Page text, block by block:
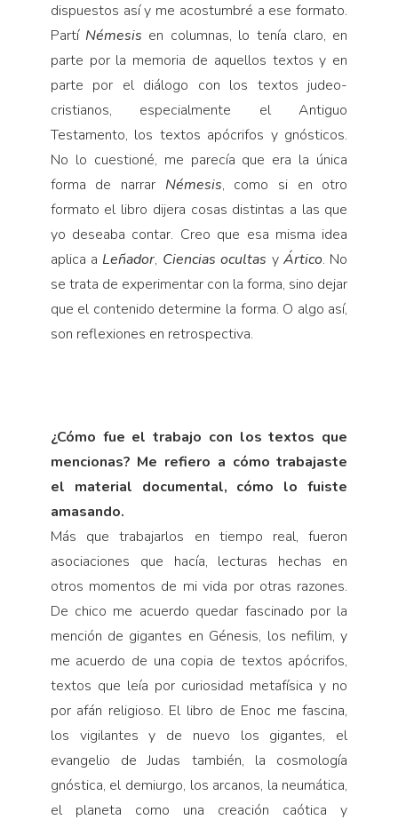
dispuestos así y me acostumbré a ese formato.
Partí Némesis en columnas, lo tenía claro, en
parte por la memoria de aquellos textos y en
parte por el diálogo con los textos judeo-
cristianos, especialmente el Antiguo
Testamento, los textos apócrifos y gnósticos.
No lo cuestioné, me parecía que era la única
forma de narrar Némesis, como si en otro
formato el libro dijera cosas distintas a las que
yo deseaba contar. Creo que esa misma idea
aplica a Leñador, Ciencias ocultas y Ártico. No
se trata de experimentar con la forma, sino dejar
que el contenido determine la forma. O algo así,
son reflexiones en retrospectiva.
¿Cómo fue el trabajo con los textos que
mencionas? Me refiero a cómo trabajaste
el material documental, cómo lo fuiste
amasando.
Más que trabajarlos en tiempo real, fueron
asociaciones que hacía, lecturas hechas en
otros momentos de mi vida por otras razones.
De chico me acuerdo quedar fascinado por la
mención de gigantes en Génesis, los nefilim, y
me acuerdo de una copia de textos apócrifos,
textos que leía por curiosidad metafísica y no
por afán religioso. El libro de Enoc me fascina,
los vigilantes y de nuevo los gigantes, el
evangelio de Judas también, la cosmología
gnóstica, el demiurgo, los arcanos, la neumática,
el planeta como una creación caótica y